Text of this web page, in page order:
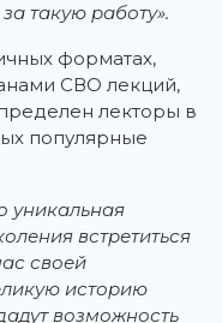
такую работу».
форматах,
СВО лекций,
лекторы в
популярные
уникальная
встретиться
своей
историю
возможность